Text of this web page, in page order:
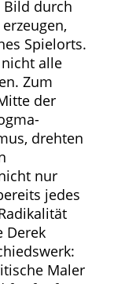
durch
Spielorts.
alle
Zum
der
drehten
nur
jedes
Derek
Maler